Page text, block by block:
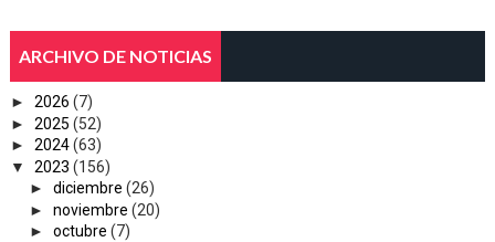
ARCHIVO DE NOTICIAS
► 2026 (7)
► 2025 (52)
► 2024(63)
▼
2023 (156)
► diciembre (26)
► noviembre (20)
► octubre (7)